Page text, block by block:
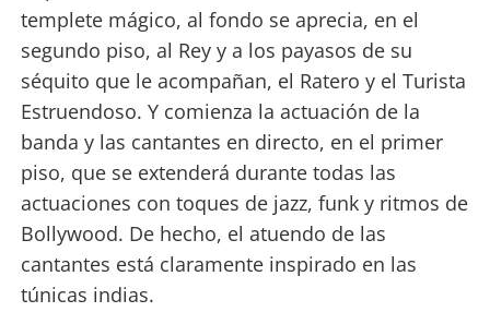
templete mágico, al fondo se aprecia, en el
segundo piso, al Rey y a los payasos de su
séquito que le acompañan, el Ratero y el Turista
Estruendoso. Y comienza la actuación de la
banda y las cantantes en directo, en el primer
piso, que se extenderá durante todas las
actuaciones con toques de jazz, funk y ritmos de
Bollywood. De hecho, el atuendo de las
cantantes está claramente inspirado en las
túnicas indias.